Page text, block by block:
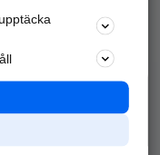
sökningar